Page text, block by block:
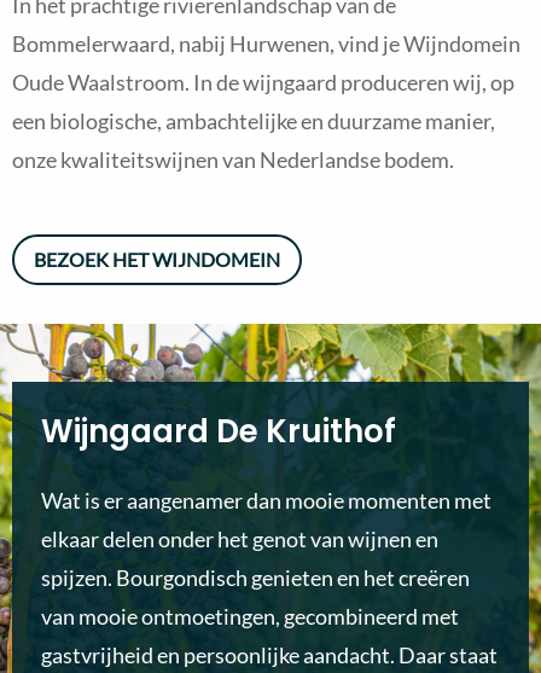
Bommelerwaard, nabij Hurwenen, vind je Wijndomein
Oude Waalstroom. In de wijngaard produceren wij, op
een biologische, ambachtelijke en duurzame manier,
onze kwaliteitswijnen van Nederlandse bodem.
BEZOEK HET WIJNDOMEIN
Wijngaard De Kruithof
Wat is er aangenamer dan mooie momenten met
elkaar delen onder het genot van wijnen en
spijzen. Bourgondisch genieten en het creëren
van mooie ontmoetingen, gecombineerd met
gastvrijheid en persoonlijke aandacht. Daar staat